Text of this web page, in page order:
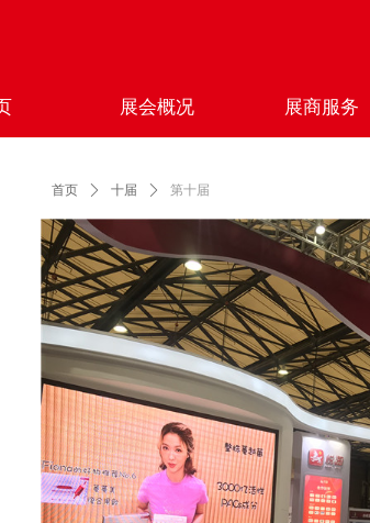
展会概况 展商服务
首页 ꄲ 十届 ꄲ 第十届